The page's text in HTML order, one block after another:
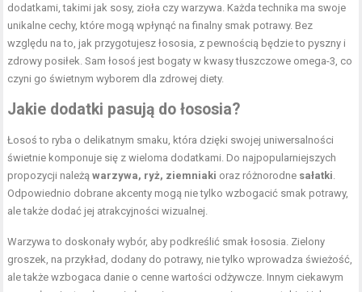
dodatkami, takimi jak sosy, zioła czy warzywa. Każda technika ma swoje
unikalne cechy, które mogą wpłynąć na finalny smak potrawy. Bez
względu na to, jak przygotujesz łososia, z pewnością będzie to pyszny i
zdrowy posiłek. Sam łosoś jest bogaty w kwasy tłuszczowe omega-3, co
czyni go świetnym wyborem dla zdrowej diety.
Jakie dodatki pasują do łososia?
Łosoś to ryba o delikatnym smaku, która dzięki swojej uniwersalności
świetnie komponuje się z wieloma dodatkami. Do najpopularniejszych
propozycji należąwarzywa, ryż, ziemniaki oraz różnorodne sałatki
Odpowiednio dobrane akcenty mogą nie tylko wzbogacić smak potrawy,
ale także dodać jej atrakcyjności wizualnej.
Warzywa to doskonały wybór, aby podkreślić smak łososia. Zielony
groszek, na przykład, dodany do potrawy, nie tylko wprowadza świeżość,
ale także wzbogaca danie o cenne wartości odżywcze. Innym ciekawym